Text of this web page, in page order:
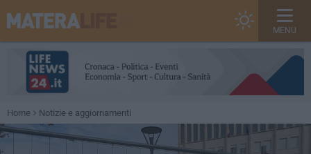
MENU
Home Notizie e aggiornamenti